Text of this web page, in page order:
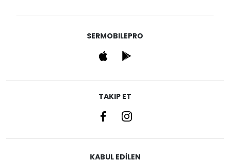
SERMOBILEPRO
TAKIP ET
KABUL EDİLEN